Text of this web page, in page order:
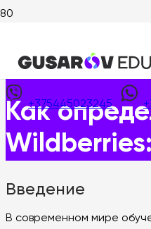
+375445023245
Опубликовано:24 июля,
Как
Введение
В современном мире